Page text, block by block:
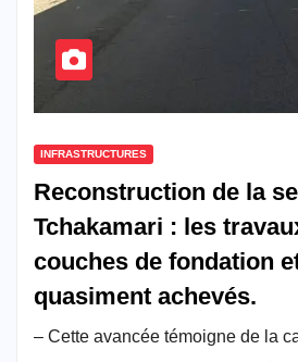
INFRASTRUCTURES
Reconstruction de la
Tchakamari : les
couches de fondation
quasiment achevés.
– Cette avancée témoigne de la